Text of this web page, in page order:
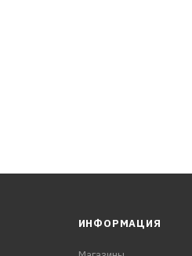
ИНФОРМАЦИЯ